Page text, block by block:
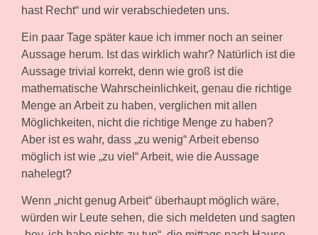
hast Recht“ und wir verabschiedeten uns.
Ein paar Tage später kaue ich immer noch an seiner
Aussage herum. Ist das wirklich wahr? Natürlich ist die
Aussage trivial korrekt, denn wie groß ist die
mathematische Wahrscheinlichkeit, genau die richtige
Menge an Arbeit zu haben, verglichen mit allen
Möglichkeiten, nicht die richtige Menge zu haben?
Aber ist es wahr, dass „zu wenig“ Arbeit ebenso
möglich ist wie „zu viel“ Arbeit, wie die Aussage
nahelegt?
Wenn „nicht genug Arbeit“ überhaupt möglich wäre,
würden wir Leute sehen, die sich meldeten und sagten